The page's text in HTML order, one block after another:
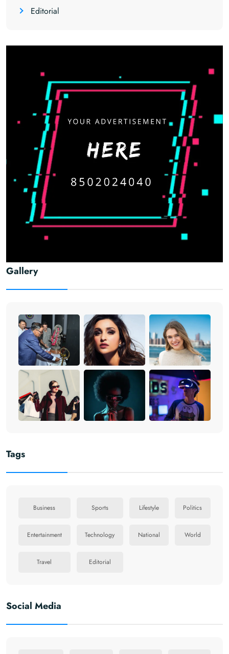
Editorial
Gallery
Tags
Business Sports Lifestyle Politics
Entertainment Technology National World
Travel Editorial
Social Media